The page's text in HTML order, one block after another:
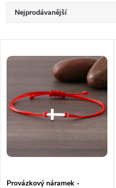
Ř
a
z
e
n
í
p
Nejprodávanější
V
p
i
s
p
Provázkový náramek -